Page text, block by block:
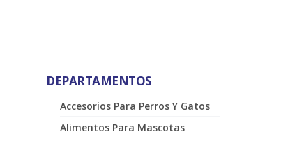
DEPARTAMENTOS
Accesorios Para Perros Y Gatos
Alimentos Para Mascotas